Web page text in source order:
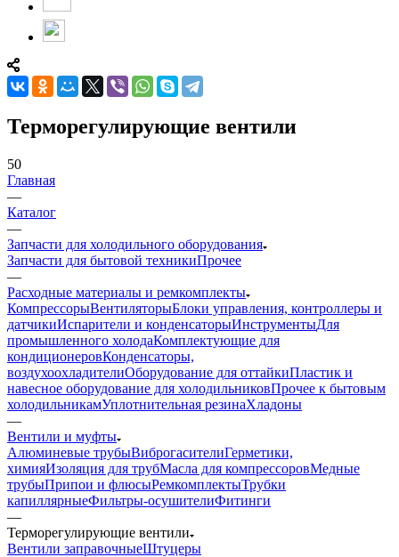
Терморегулирующие вентили
50
Главная
—
Каталог
—
Запчасти для холодильного оборудования
Запчасти для бытовой техникиПрочее
—
Расходные материалы и ремкомплекты
КомпрессорыВентиляторыБлоки управления, контроллеры и
датчикиИспарители и конденсаторыИнструментыДля
промышленного холодаКомплектующие для
кондиционеровКонденсаторы,
воздухоохладителиОборудование для оттайкиПластик и
навесное оборудование для холодильниковПрочее к бытовым
холодильникамУплотнительная резинаХладоны
—
Вентили и муфты
Алюминевые трубыВиброгасителиГерметики,
химияИзоляция для трубМасла для компрессоровМедные
трубыПрипои и флюсыРемкомплектыТрубки
капиллярныеФильтры-осушителиФитинги
—
Терморегулирующие вентили
Вентили заправочныеШтуцеры